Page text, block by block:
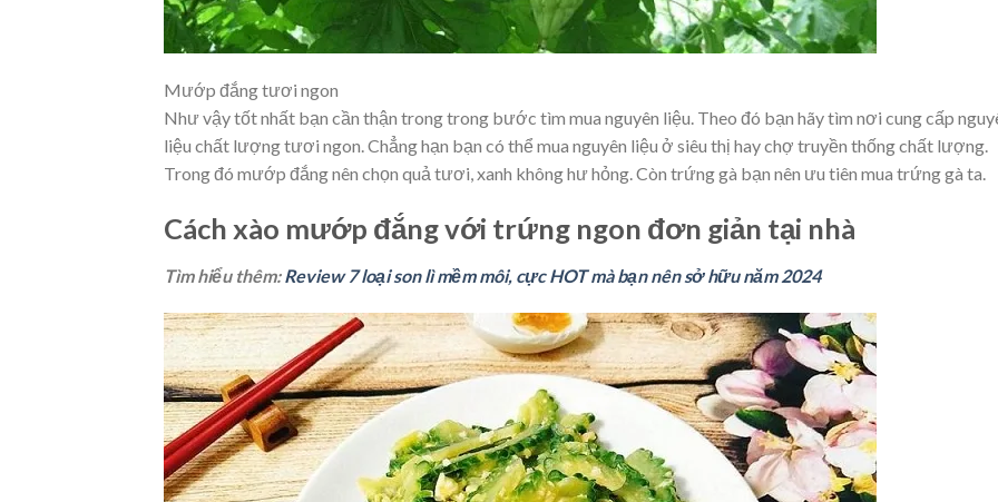
Mướp đắng tươi ngon
Như vậy tốt nhất bạn cần thận trong trong bước tìm mua nguyên liệu. Theo đó bạn hãy tìm nơi cung cấp
liệu chất lượng tươi ngon. Chẳng hạn bạn có thể mua nguyên liệu ở siêu thị hay chợ truyền thống chất lượng.
Trong đó mướp đắng nên chọn quả tươi, xanh không hư hỏng. Còn trứng gà bạn nên ưu tiên mua trứng gà ta.
Cách xào mướp đắng với trứng ngon đơn giản tại nhà
Tìm hiểu thêm:Review 7 loại son lì mềm môi, cực HOT mà bạn nên sở hữu năm 2024